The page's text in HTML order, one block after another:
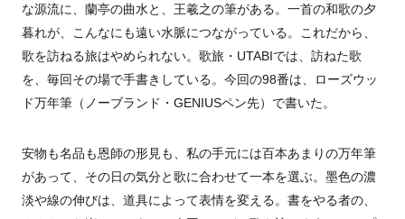
な源流に、蘭亭の曲水と、王羲之の筆がある。一首の和歌の夕
暮れが、こんなにも遠い水脈につながっている。これだから、
歌を訪ねる旅はやめられない。歌旅・UTABIでは、訪ねた歌
を、毎回その場で手書きしている。今回の98番は、ローズウッ
ド万年筆（ノーブランド・GENIUSペン先）で書いた。
安物も名品も恩師の形見も、私の手元には百本あまりの万年筆
があって、その日の気分と歌に合わせて一本を選ぶ。墨色の濃
淡や線の伸びは、道具によって表情を変える。書をやる者の、